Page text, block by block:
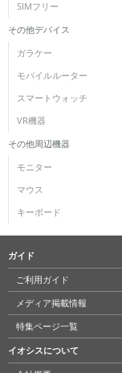
SIMフリー
その他デバイス
ガラケー
モバイルルーター
スマートウォッチ
VR機器
その他周辺機器
モニター
マウス
キーボード
ガイド
ご利用ガイド
メディア掲載情報
特集ページ一覧
イオシスについて